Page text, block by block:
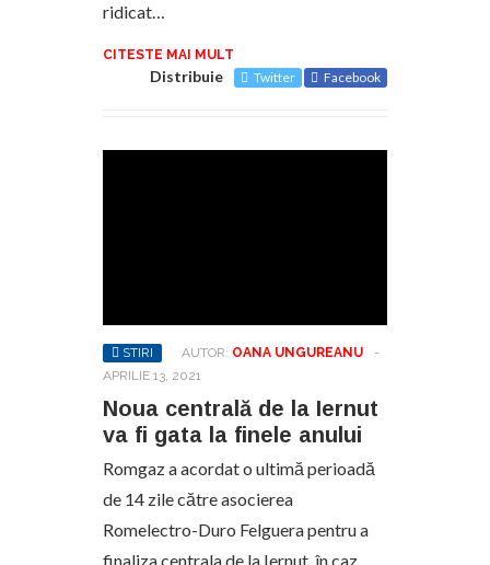
ridicat…
CITESTE MAI MULT
Distribuie Twitter Facebook
STIRI AUTOR: OANA UNGUREANU
-
APRILIE 13, 2021
Noua centrală de la Iernut
va fi gata la finele anului
Romgaz a acordat o ultimă perioadă
de 14 zile către asocierea
Romelectro-Duro Felguera pentru a
finaliza centrala de la Iernut, în caz